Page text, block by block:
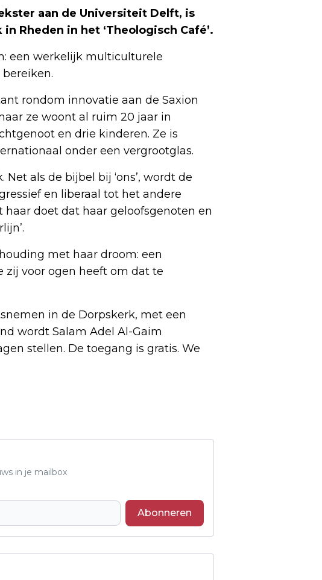
aan de Universiteit Delft, is
Rheden in het ‘Theologisch Café’.
een werkelijk multiculturele
rondom innovatie aan de Saxion
ze woont al ruim 20 jaar in
en drie kinderen. Ze is
onder een vergrootglas.
als de bijbel bij ‘ons’, wordt de
en liberaal tot het andere
doet dat haar geloofsgenoten en
met haar droom: een
voor ogen heeft om dat te
in de Dorpskerk, met een
wordt Salam Adel Al-Gaim
stellen. De toegang is gratis. We
in je mailbox
Abonneren